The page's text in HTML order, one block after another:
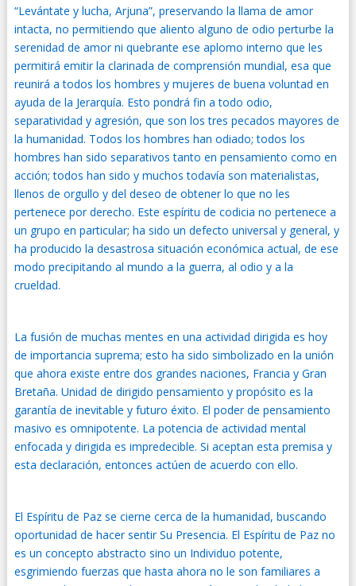
“Levántate y lucha, Arjuna”, preservando la llama de amor
intacta, no permitiendo que aliento alguno de odio perturbe la
serenidad de amor ni quebrante ese aplomo interno que les
permitirá emitir la clarinada de comprensión mundial, esa que
reunirá a todos los hombres y mujeres de buena voluntad en
ayuda de la Jerarquía. Esto pondrá fin a todo odio,
separatividad y agresión, que son los tres pecados mayores de
la humanidad. Todos los hombres han odiado; todos los
hombres han sido separativos tanto en pensamiento como en
acción; todos han sido y muchos todavía son materialistas,
llenos de orgullo y del deseo de obtener lo que no les
pertenece por derecho. Este espíritu de codicia no pertenece a
un grupo en particular; ha sido un defecto universal y general, y
ha producido la desastrosa situación económica actual, de ese
modo precipitando al mundo a la guerra, al odio y a la
crueldad.
La fusión de muchas mentes en una actividad dirigida es hoy
de importancia suprema; esto ha sido simbolizado en la unión
que ahora existe entre dos grandes naciones, Francia y Gran
Bretaña. Unidad de dirigido pensamiento y propósito es la
garantía de inevitable y futuro éxito. El poder de pensamiento
masivo es omnipotente. La potencia de actividad mental
enfocada y dirigida es impredecible. Si aceptan esta premisa y
esta declaración, entonces actúen de acuerdo con ello.
El Espíritu de Paz se cierne cerca de la humanidad, buscando
oportunidad de hacer sentir Su Presencia. El Espíritu de Paz no
es un concepto abstracto sino un Individuo potente,
esgrimiendo fuerzas que hasta ahora no le son familiares a